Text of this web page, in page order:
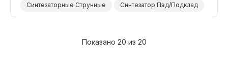
Синтезаторные Струнные
Синтезатор Пэд/Подклад
Синтезатор Клавишные/Лиды
Показано 20 из 20